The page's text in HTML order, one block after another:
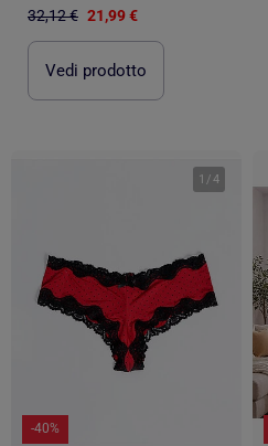
32,12 € 21,99 €
Vedi prodotto
1 /4
-40%